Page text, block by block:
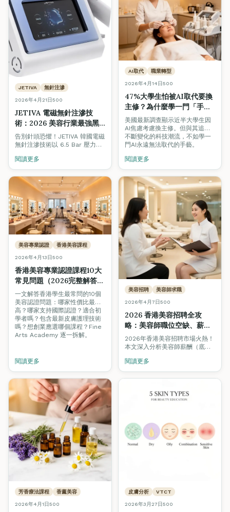
JETIVA 無針注滲
2026年4月21日500
JETIVA 電磁無針注滲技
術：2026 美容行業最強黑
科技｜無痛水光、居家醫美
級護理一次學會
告別針頭恐懼！JETIVA 韓國電磁
無針注滲技術以 6.5 Bar 壓力、
速送達真皮層，吸收率高達
90%。掌握 2026 全港最熱門的
醫美黑科技，開啟你的美容事業
新篇章。
閱讀更多
AI取代 職業轉型
2026年4月14日500
47%大學生怕被AI取代要換
主修？為什麼學一門「手
藝」才是真正的鐵飯碗
美國最新調查顯示近半大學生因
AI焦慮考慮換主修。但與其追逐
不斷變化的科技潮流，不如學一
門AI永遠無法取代的手藝。
閱讀更多
美容專業認證 香港美容課程
2026年4月13日500
香港美容專業認證課程10大
常見問題（2026完整解答）
— 性價比、國際認證、創
業、實習全攻略
一文解答香港學生最常問的10個
美容認證問題：哪家性價比最
高？哪家支持國際認證？適合初
學者嗎？包含最新皮膚護理技術
嗎？想創業應選哪個課程？Fine
Arts Academy 逐一拆解。
閱讀更多
美容招聘 美容師求職
2026年4月7日500
2026 香港美容招聘全攻
略：美容師職位空缺、薪
酬、資格要求 + 求職必備技
巧（美容學生/新手必讀）
2026年香港美容招聘市場火熱！
本文深入分析美容師薪酬（底薪
僱主最重視的資格與技能、逐步
求職指南，助你成功入行或跳槽
升級。
閱讀更多
芳香療法課程 香薰美容
2026年4月1日500
皮膚分析 VTCT
2026年3月27日500